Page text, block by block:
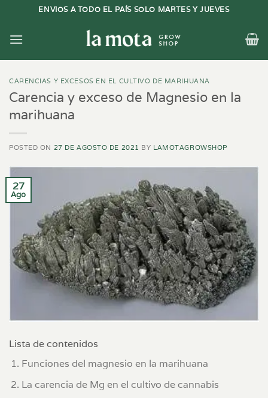
contenido
ENVIOS A TODO EL PAÍS SOLO MARTES Y JUEVES
CARENCIAS Y EXCESOS EN EL CULTIVO DE MARIHUANA
Carencia y exceso de Magnesio en la
marihuana
POSTED ON 27 DE AGOSTO DE 2021 BY LAMOTAGROWSHOP
27
Ago
Lista de contenidos
Funciones del magnesio en la marihuana
La carencia de Mg en el cultivo de cannabis